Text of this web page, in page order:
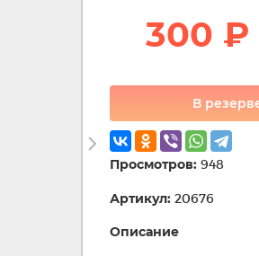
300 ₽
В
Просмотров: 948
Артикул: 20676
Описание